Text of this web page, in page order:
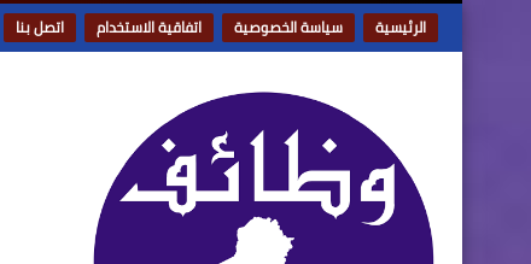
الرئيسية سياسة الخصوصية اتفاقية الاستخدام اتصل بنا